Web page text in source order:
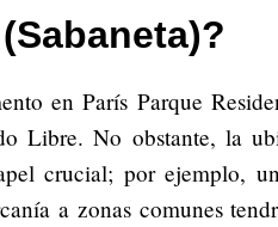
en París Parque
Libre. No obstante, la
crucial; por ejemplo,
a zonas comunes